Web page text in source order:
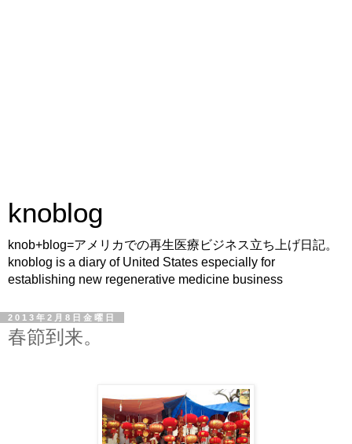
knoblog
knob+blog=アメリカでの再生医療ビジネス立ち上げ日記。
knoblog is a diary of United States especially for
establishing new regenerative medicine business
2013年2月8日金曜日
春節到来。